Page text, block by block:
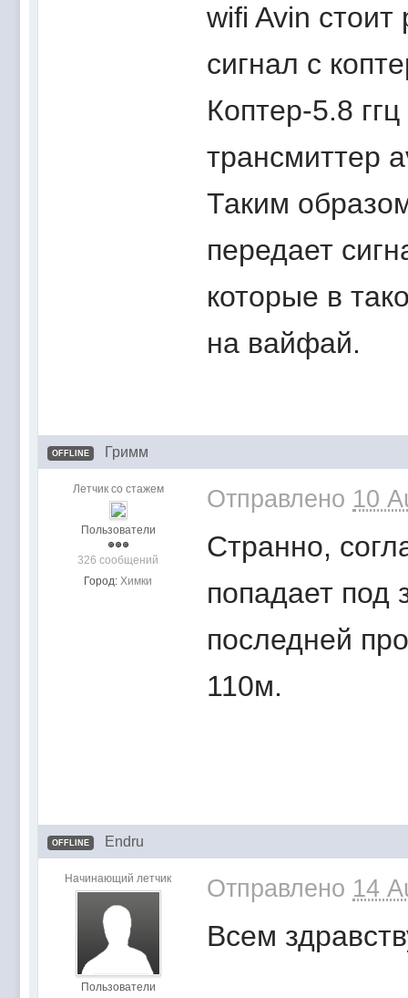
wifi Avin
сигнал с
Коптер-5.8
трансмиттер
Таким
передает
которые в
на вайфай.
OFFLINE Гримм
Летчик со стажем
Пользователи
326 сообщений
Город: Химки
Отправлено 10
Странно,
попадает под
последней
110м.
OFFLINE Endru
Начинающий летчик
Пользователи
Отправлено 14
Всем